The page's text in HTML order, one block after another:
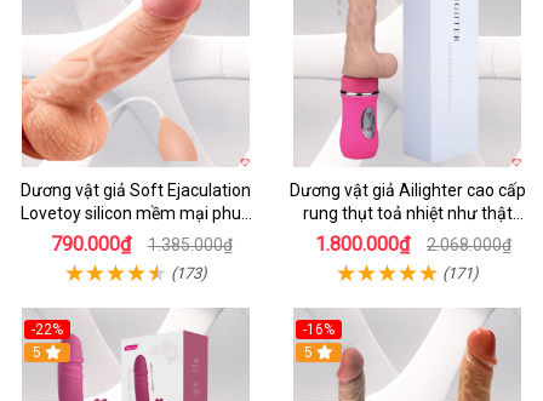
Dương vật giả Soft Ejaculation
Lovetoy silicon mềm mại phun
nước kích thích
790.000₫ 1.385.000₫
(173)
Dương vật giả Ailighter cao cấp
rung thụt toả nhiệt như thật
tăng khoái cảm
1.800.000₫ 2.068.000₫
(171)
-22%
5
-16%
5